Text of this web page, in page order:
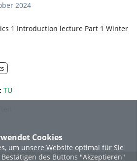
Cookies
um unsere Website optimal für Sie
des Buttons "Akzeptieren"
2024
1 Introduction lecture Part 1 Winter
TU